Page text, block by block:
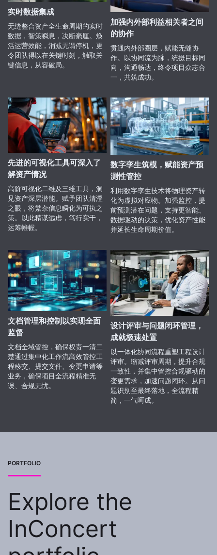
实时数据集成
无缝整合资产全生命周期的实时
数据，智策瞬息，决断毫厘。焕
活运营效能，消减无谓停机，更
令团队得以在关键时刻，触取关
键信息，从容破局。
加强内外部利益相关者之间
的协作
贯通内外部圈层，赋能无缝协
作。以协同流为脉，统摄目标同
向，沟通畅达，终令项目众志合
一，共筑成功。
先进的可视化工具可深入了
解资产情况
高阶可视化二维及三维工具，洞
见资产深层潜能。赋予团队清澄
之眼，将繁杂信息瞬化为可执之
策。以此精谋远虑，笃行实干，
运筹帷幄。
数字孪生筑模，赋能资产预
测性管控
利用数字孪生技术将物理资产转
化为虚拟对应物。加强监控，提
前预测潜在问题，支持更智能、
数据驱动的决策，优化资产性能
并延长生命周期价值。
文档管理和控制以实现全面
监督
文档全域管控，确保权责一清二
楚通过集中化工作流高效管控工
程移交、提交文件、变更申请等
业务，确保项目全流程精准无
误、合规无忧。
设计评审与问题闭环管理，
成就极速处置
以一体化协同流程重塑工程设计
评审。缩减评审周期，提升合规
一致性，并集中管控合规驱动的
变更需求，加速问题闭环。从问
题识别至最终落地，全流程精
简，一气呵成。
PORTFOLIO
Explore the
InConcert